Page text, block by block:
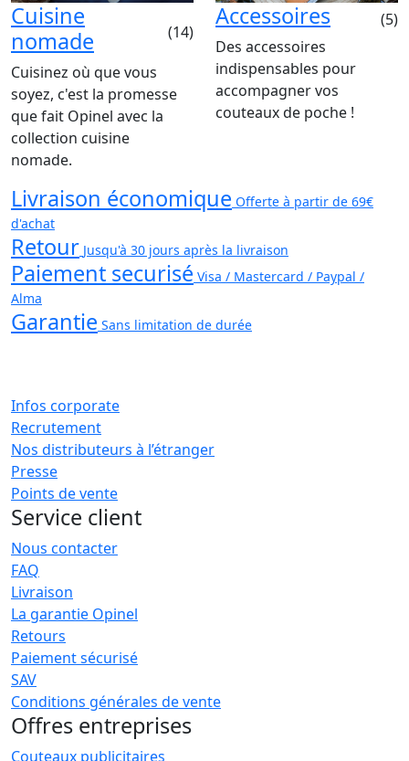
Cuisine
nomade
(14)
Cuisinez où que vous
soyez, c'est la promesse
que fait Opinel avec la
collection cuisine
nomade.
Accessoires
(5)
Des accessoires
indispensables pour
accompagner vos
couteaux de poche !
Livraison économique Offerte à partir de 69€
d'achat
Retour Jusqu'à 30 jours après la livraison
Paiement securisé Visa / Mastercard / Paypal /
Alma
Garantie Sans limitation de durée
Infos corporate
Recrutement
Nos distributeurs à l’étranger
Presse
Points de vente
Service client
Nous contacter
FAQ
Livraison
La garantie Opinel
Retours
Paiement sécurisé
SAV
Conditions générales de vente
Offres entreprises
Couteaux publicitaires